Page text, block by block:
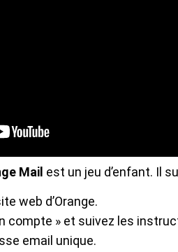
Mail est un jeu d’enfant. Il
web d’Orange.
compte » et suivez les
email unique.